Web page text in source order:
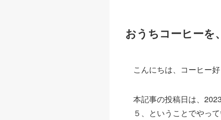
おうちコーヒーを
こんにちは、コーヒー
本記事の投稿日は、
５、ということでやっ